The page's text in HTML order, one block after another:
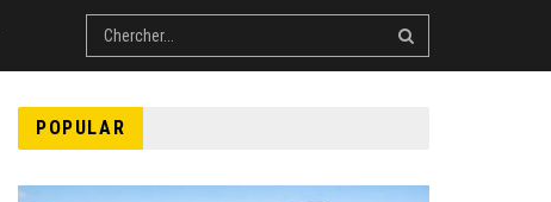
POPULAR